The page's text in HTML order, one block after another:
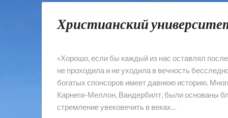
Христианский
«Хорошо, если бы каждый из нас оставлял
не проходила и не уходила в вечность
богатых спонсоров имеет давнюю историю.
Карнеги-Меллон, Вандербилт, были основаны
стремление увековечить в веках…